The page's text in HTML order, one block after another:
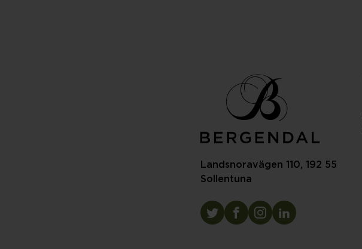
Landsnoravägen 110, 192 55
Sollentuna